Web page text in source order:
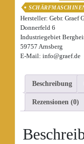
Chef
´s
choice
Menge
Hersteller: Gebr. Graef
Donnerfeld 6
Industriegebiet
59757 Arnsberg
E-Mail: info@graef.de
Beschreibung
Rezensionen (0)